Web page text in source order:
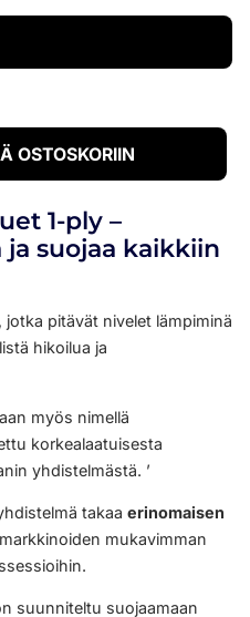
OSTOSKORIIN
1-ply –
suojaa kaikkiin
pitävät nivelet lämpiminä
hikoilua ja
myös nimellä
korkealaatuisesta
yhdistelmästä. ’
takaa erinomaisen
mukavimman
suunniteltu suojaamaan